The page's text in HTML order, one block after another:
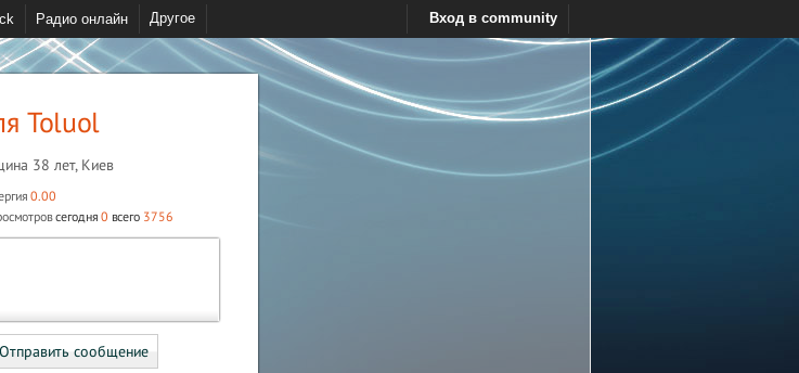
Радио онлайн Вход в community
Другое
Видео Community Сотрудничество
Toluol
38 лет, Киев
0.00
сегодня 0 всего 3756
Отправить сообщение